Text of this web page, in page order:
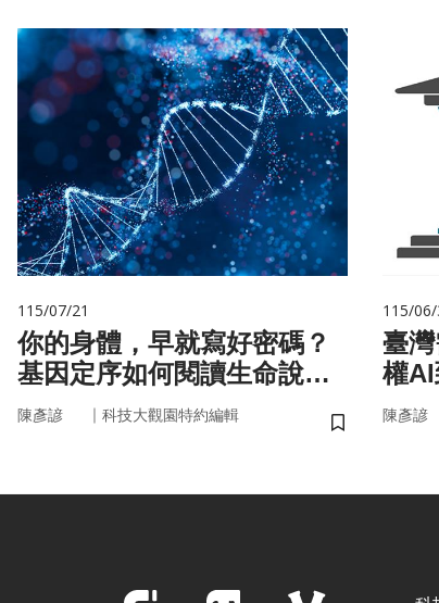
115/07/21
你的身體，早就寫好密碼？
基因定序如何閱讀生命說明
書
陳彥諺 ｜ 科技大觀園特約編輯
儲存書籤
115/
臺
權
陳彥諺